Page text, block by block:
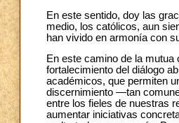
En este sentido, doy las
medio, los católicos, aun
han vivido en armonía con
En este camino de la
fortalecimiento del diálogo
académicos, que permiten
discernimiento —tan
entre los fieles de nuestras
aumentar iniciativas